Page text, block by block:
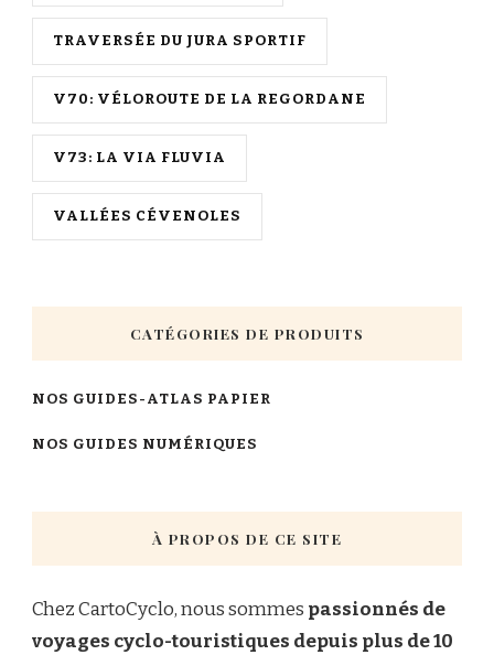
TRAVERSÉE DU JURA SPORTIF
V70: VÉLOROUTE DE LA REGORDANE
V73: LA VIA FLUVIA
VALLÉES CÉVENOLES
CATÉGORIES DE PRODUITS
NOS GUIDES-ATLAS PAPIER
NOS GUIDES NUMÉRIQUES
À PROPOS DE CE SITE
Chez CartoCyclo, nous sommes passionnés de
voyages cyclo-touristiques depuis plus de 10